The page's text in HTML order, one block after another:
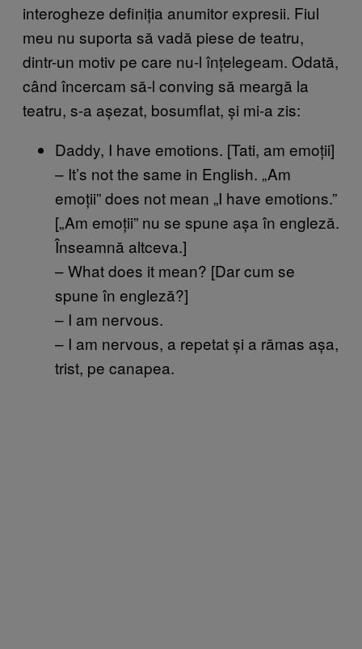
interogheze definiția anumitor expresii. Fiul
meu nu suporta să vadă piese de teatru,
dintr-un motiv pe care nu-l înțelegeam. Odată,
când încercam să-l conving să meargă la
teatru, s-a așezat, bosumflat, și mi-a zis:
Daddy, I have emotions. [Tati, am emoții]
– It’s not the same in English. „Am
emoții” does not mean „I have emotions.”
[„Am emoții” nu se spune așa în engleză.
Înseamnă altceva.]
– What does it mean? [Dar cum se
spune în engleză?]
– I am nervous.
– I am nervous, a repetat și a rămas așa,
trist, pe canapea.